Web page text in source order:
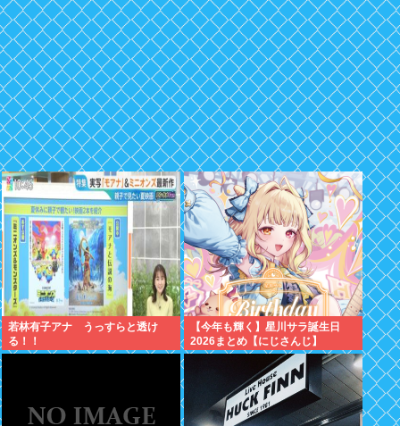
若林有子アナ うっすらと透け
る！！
【今年も輝く】星川サラ誕生日
2026まとめ【にじさんじ】